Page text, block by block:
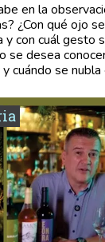
en la
¿Con qué ojo
y con cuál gesto
se desea
cuándo se nubla